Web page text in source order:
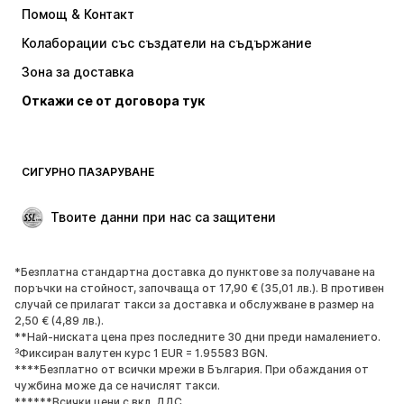
Baker by Ted Baker
Помощ & Контакт
Колаборации със създатели на съдържание
Зона за доставка
Откажи се от договора тук
СИГУРНО ПАЗАРУВАНЕ
Твоите данни при нас са защитени
*Безплатна стандартна доставка до пунктове за получаване на
поръчки на стойност, започваща от 17,90 € (35,01 лв.). В противен
случай се прилагат такси за доставка и обслужване в размер на
2,50 € (4,89 лв.).
**Най-ниската цена през последните 30 дни преди намалението.
³Фиксиран валутен курс 1 EUR = 1.95583 BGN.
****Безплатно от всички мрежи в България. При обаждания от
чужбина може да се начислят такси.